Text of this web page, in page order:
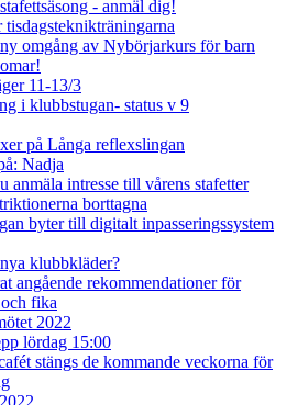
- anmäl dig!
omgång av Nybörjarkurs för barn
11-13/3
i klubbstugan- status v 9
på Långa reflexslingan
Nadja
anmäla intresse till vårens stafetter
borttagna
byter till digitalt inpasseringssystem
klubbkläder?
angående rekommendationer för
fika
2022
lördag 15:00
stängs de kommande veckorna för